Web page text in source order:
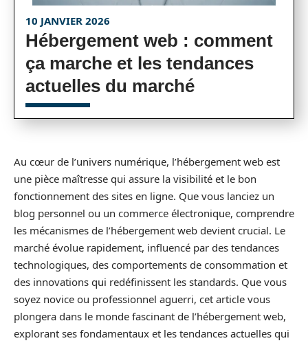
10 JANVIER 2026
Hébergement web : comment
ça marche et les tendances
actuelles du marché
Au cœur de l’univers numérique, l’hébergement web est
une pièce maîtresse qui assure la visibilité et le bon
fonctionnement des sites en ligne. Que vous lanciez un
blog personnel ou un commerce électronique, comprendre
les mécanismes de l’hébergement web devient crucial. Le
marché évolue rapidement, influencé par des tendances
technologiques, des comportements de consommation et
des innovations qui redéfinissent les standards. Que vous
soyez novice ou professionnel aguerri, cet article vous
plongera dans le monde fascinant de l’hébergement web,
explorant ses fondamentaux et les tendances actuelles qui